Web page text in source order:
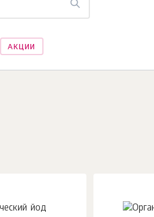
АКЦИИ